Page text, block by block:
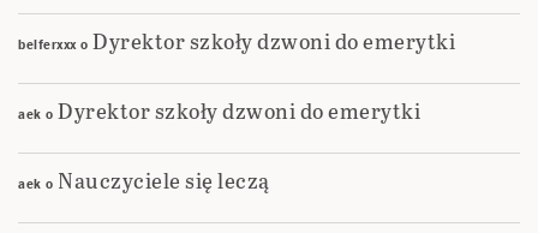
belferxxxo Dyrektor szkoły dzwoni do emerytki
aek o Dyrektor szkoły dzwoni do emerytki
aek o Nauczyciele się leczą